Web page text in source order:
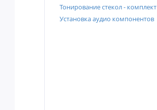
Тонирование стекол - комплект
Установка аудио компонентов